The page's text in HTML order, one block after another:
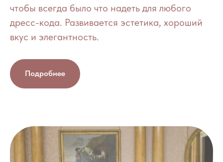
чтобы всегда было что надеть для любого
дресс-кода. Развивается эстетика, хороший
вкус и элегантность.
Подробнее